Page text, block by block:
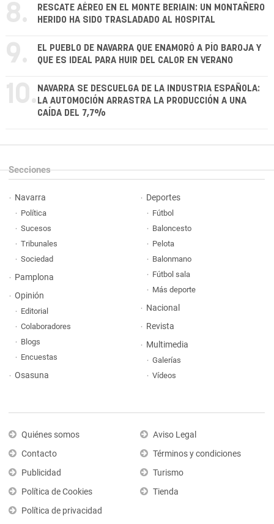
8.
RESCATE AÉREO EN EL MONTE BERIAIN: UN MONTAÑERO
HERIDO HA SIDO TRASLADADO AL HOSPITAL
9.
EL PUEBLO DE NAVARRA QUE ENAMORÓ A PÍO BAROJA Y
QUE ES IDEAL PARA HUIR DEL CALOR EN VERANO
10. NAVARRA SE DESCUELGA DE LA INDUSTRIA ESPAÑOLA:
LA AUTOMOCIÓN ARRASTRA LA PRODUCCIÓN A UNA
CAÍDA DEL 7,7%
Secciones
Navarra
Política
Sucesos
Tribunales
Sociedad
Pamplona
Opinión
Editorial
Colaboradores
Blogs
Encuestas
Osasuna
Deportes
Fútbol
Baloncesto
Pelota
Balonmano
Fútbol sala
Más deporte
Nacional
Revista
Multimedia
Galerías
Vídeos
Quiénes somos
Contacto
Publicidad
Política de Cookies
Política de privacidad
Aviso Legal
Términos y condiciones
Turismo
Tienda